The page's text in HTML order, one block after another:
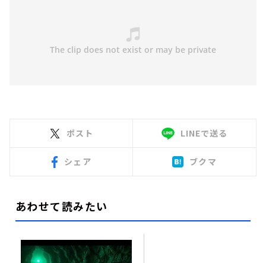
ポスト LINEで送る
シェア ブクマ
あわせて読みたい